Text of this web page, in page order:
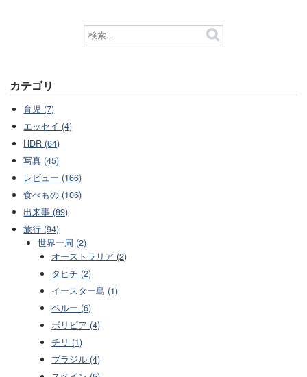
カテゴリ
育児 (7)
エッセイ (4)
HDR (64)
写真 (45)
レビュー (166)
食べもの (106)
出来事 (89)
旅行 (94)
世界一周 (2)
オーストラリア (2)
タヒチ (2)
イースター島 (1)
ペルー (6)
ボリビア (4)
チリ (1)
ブラジル (4)